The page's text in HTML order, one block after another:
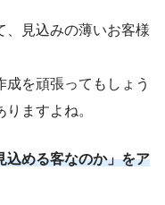
、見込みの薄いお客様
を頑張ってもしょう
ますよね。
込める客なのか」をア